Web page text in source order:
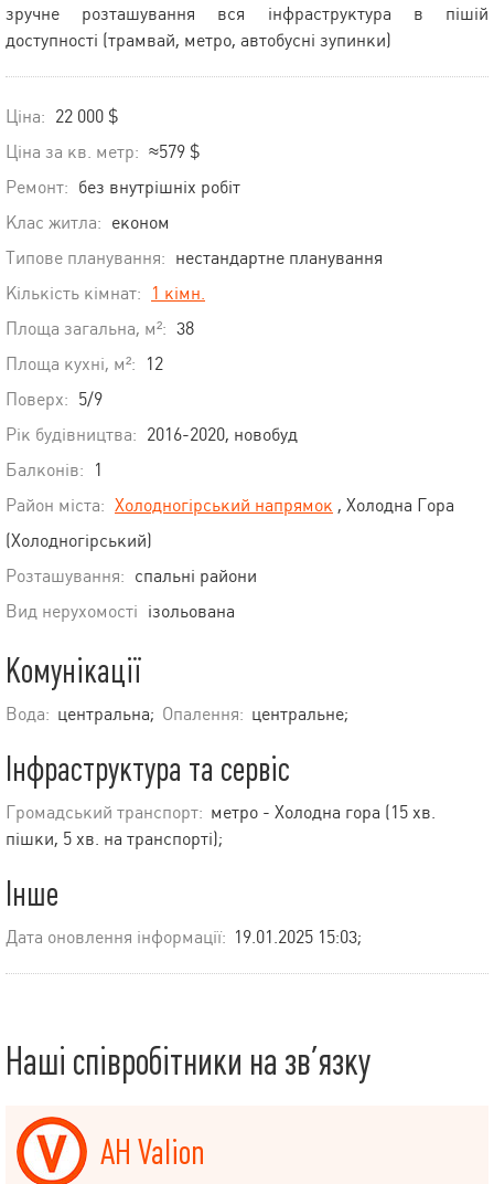
зручне розташування вся інфраструктура в пішій
доступності (трамвай, метро, автобусні зупинки)
Ціна: 22 000 $
Ціна за кв. метр: ≈579 $
Ремонт: без внутрішніх робіт
Клас житла: економ
Типове планування: нестандартне планування
Кількість кімнат:
1 кімн.
Площа загальна, м²: 38
Площа кухні, м²:
12
Поверх: 5/9
Рік будівництва: 2016-2020, новобуд
Балконів:
1
Район міста: Холодногірський напрямок , Холодна Гора
(Холодногірський)
Розташування: спальні райони
Вид нерухомості ізольована
Комунікації
Вода: центральна; Опалення: центральне;
Інфраструктура та сервіс
Громадський транспорт: метро - Холодна гора (15 хв.
пішки, 5 хв. на транспорті);
Інше
Дата оновлення інформації: 19.01.2025 15:03;
Наші співробітники на зв’язку
АН Valion